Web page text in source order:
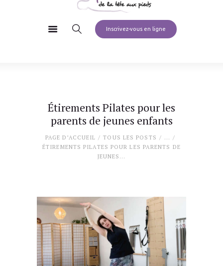
Inscrivez-vous en ligne
Étirements Pilates pour les
parents de jeunes enfants
PAGE D’ACCUEIL TOUS LES POSTS
...
ÉTIREMENTS PILATES POUR LES PARENTS DE
JEUNES...